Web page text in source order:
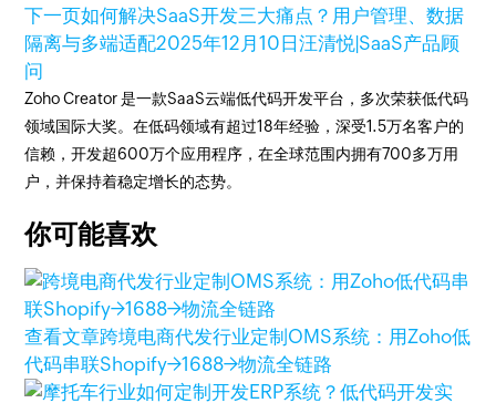
下一页如何解决SaaS开发三大痛点？用户管理、数据
隔离与多端适配2025年12月10日汪清悦|SaaS产品顾
问
Zoho Creator 是一款SaaS云端低代码开发平台，多次荣获低代码
领域国际大奖。在低码领域有超过18年经验，深受1.5万名客户的
信赖，开发超600万个应用程序，在全球范围内拥有700多万用
户，并保持着稳定增长的态势。
你可能喜欢
查看文章跨境电商代发行业定制OMS系统：用Zoho低
代码串联Shopify→1688→物流全链路